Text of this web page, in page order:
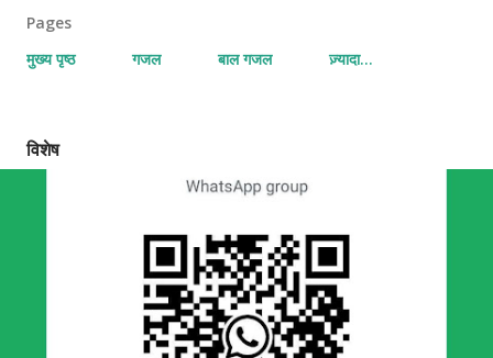
Pages
मुख्य पृष्ठ
गजल बाल गजल ज़्यादा…
विशेष